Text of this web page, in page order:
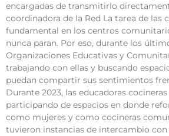
encargadas de transmitirlo
coordinadora de la Red La tarea de las
fundamental en los centros
nunca paran. Por eso, durante los
Organizaciones Educativas y
trabajando con ellas y buscando
puedan compartir sus sentimientos
Durante 2023, las educadoras
participando de espacios en donde
como mujeres y como cocineras
tuvieron instancias de intercambio